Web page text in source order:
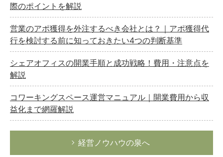
際のポイントを解説
営業のアポ獲得を外注するべき会社とは？｜アポ獲得代
行を検討する前に知っておきたい4つの判断基準
シェアオフィスの開業手順と成功戦略！費用・注意点を
解説
コワーキングスペース運営マニュアル｜開業費用から収
益化まで網羅解説
経営ノウハウの泉へ